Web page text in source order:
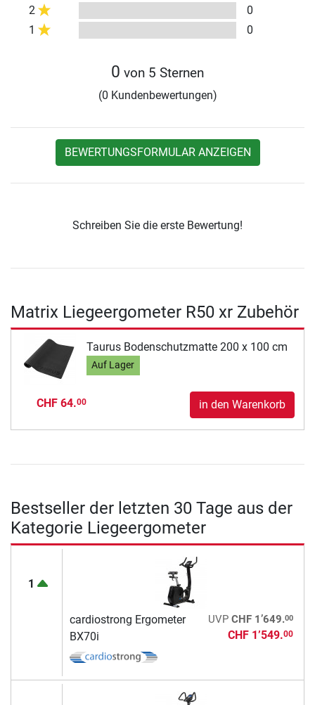
2
0
1
0
0 von 5 Sternen
(0 Kundenbewertungen)
BEWERTUNGSFORMULAR ANZEIGEN
Schreiben Sie die erste Bewertung!
Matrix Liegeergometer R50 xr Zubehör
Taurus Bodenschutzmatte 200 x 100 cm
Auf Lager
CHF 64.00 in den Warenkorb
Bestseller der letzten 30 Tage aus der
Kategorie Liegeergometer
1
cardiostrong Ergometer
BX70i
UVP CHF 1’649.00
CHF 1’549.00